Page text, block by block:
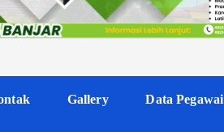
Gallery Data Pegawai